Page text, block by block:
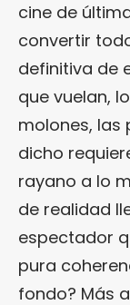
cine de
convertir
definitiva de
que vuelan,
molones, las
dicho
rayano a lo
de realidad
espectador
pura
fondo? Más